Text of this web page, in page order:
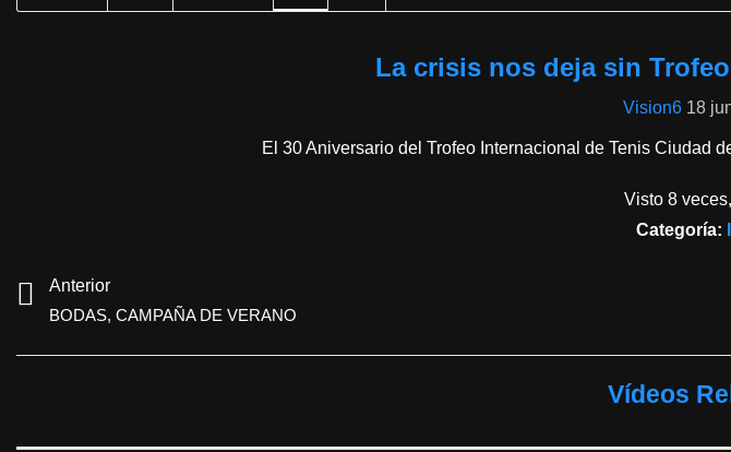
La crisis nos deja sin
Vision6 18
El 30 Aniversario del Trofeo Internacional de Tenis Ciudad
Visto 8
Categoría:
Anterior
BODAS, CAMPAÑA DE VERANO
Vídeos